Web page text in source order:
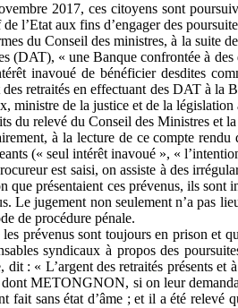
2017, ces citoyens sont
l’Etat aux fins d’engager des
du Conseil des ministres, à la
(DAT), « une Banque confrontée à
inavoué de bénéficier desdites
des retraités en effectuant des DAT à
ministre de la justice et de la
du relevé du Conseil des Ministres et
à la lecture de ce compte
(« seul intérêt inavoué », «
est saisi, on assiste à des
que présentaient ces prévenus, ils
Le jugement non seulement n’a pas
de procédure pénale.
prévenus sont toujours en prison et
syndicaux à propos des
dit : « L’argent des retraités présents
dont METONGNON, si on leur
fait sans état d’âme ; et il a été